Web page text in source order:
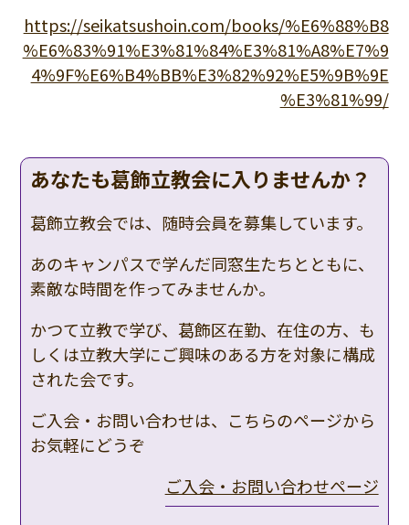
https://seikatsushoin.com/books/%E6%88%B8
%E6%83%91%E3%81%84%E3%81%A8%E7%9
4%9F%E6%B4%BB%E3%82%92%E5%9B%9E
%E3%81%99/
あなたも葛飾立教会に入りませんか？
葛飾立教会では、随時会員を募集しています。
あのキャンパスで学んだ同窓生たちとともに、
素敵な時間を作ってみませんか。
かつて立教で学び、葛飾区在勤、在住の方、も
しくは立教大学にご興味のある方を対象に構成
された会です。
ご入会・お問い合わせは、こちらのページから
お気軽にどうぞ
ご入会・お問い合わせページ